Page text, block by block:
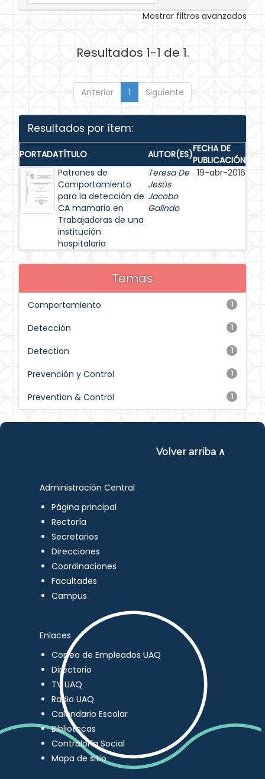
Mostrar filtros avanzados
Resultados 1-1 de 1.
Anterior 1 Siguiente
Resultados por ítem:
PORTADATÍTULO AUTOR(ES)FECHA DE
PUBLICACIÓN
Patrones de
Comportamiento
para la detección de
CA mamario en
Trabajadoras de una
institución
hospitalaria
Teresa De
Jesús
Jacobo
Galindo
19-abr-2016
Temas
1
Comportamiento
1
Detección
1
Detection
1
Prevención y Control
1
Prevention & Control
Volver arriba ∧
Administración Central
Página principal
Rectoría
Secretarios
Direcciones
Coordinaciones
Facultades
Campus
Enlaces
Correo de Empleados UAQ
Directorio
TV UAQ
Radio UAQ
Calendario Escolar
Bibliotecas
Contraloría Social
Mapa de sitio